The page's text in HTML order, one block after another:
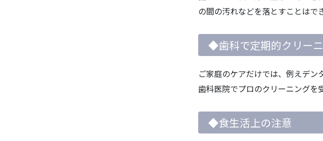
の間の汚れなどを落とすことはで
◆歯科で定期的クリー
ご家庭のケアだけでは、例えデ
歯科医院でプロのクリーニングを
◆食生活上の注意